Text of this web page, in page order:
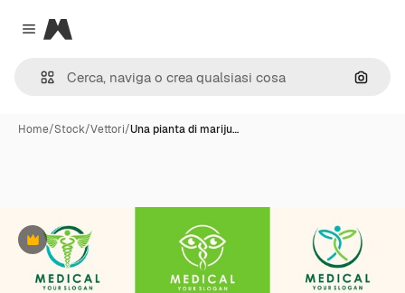
Close menu
Magnific
Cerca
Home/Stock/Vettori/Una pianta di mariju…
Premium